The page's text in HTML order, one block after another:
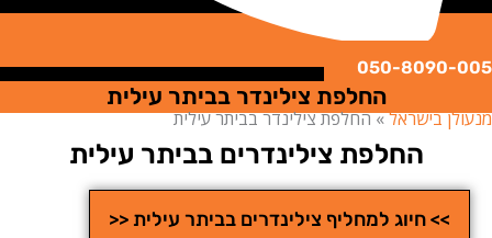
050-
החלפת צילינדר בביתר עילית
בישראל»החלפת צילינדר בביתר עילית
החלפת צילינדרים בביתר עילית
>> חיוג למחליף צילינדרים בביתר עילית <<